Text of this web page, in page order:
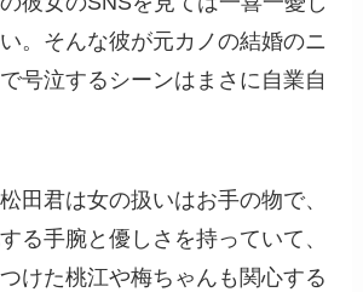
。そんな彼が元カノの結婚のニ
号泣するシーンはまさに自業自
田君は女の扱いはお手の物で、
る手腕と優しさを持っていて、
けた桃江や梅ちゃんも関心する